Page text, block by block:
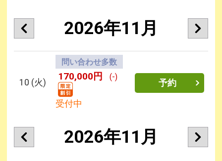
2026年11月
10 (火)
問い合わせ多数
170,000円 (-)
受付中
予約
2026年11月